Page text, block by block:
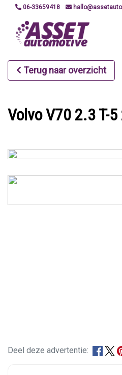
06-33659418
Terug naar overzicht
Volvo V70 2.3 T-
Deel deze advertentie: